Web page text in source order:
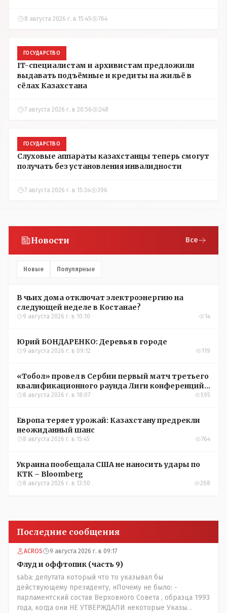
8 августа 2026 г. в 15:45 764
ГОСУДАРСТВО
IT-специалистам и архивистам предложили
выдавать подъёмные и кредиты на жильё в
сёлах Казахстана
7 августа 2026 г. в 20:56 248
ГОСУДАРСТВО
Слуховые аппараты казахстанцы теперь смогут
получать без установления инвалидности
7 августа 2026 г. в 15:34 396
Новости Все
Новые Популярные
В чьих дома отключат электроэнергию на
следующей неделе в Костанае?
9 августа 2026 г. в 10:10 14
Юрий БОНДАРЕНКО: Деревья в городе
9 августа 2026 г. в 09:12 119
«Тобол» провел в Сербии первый матч третьего
квалификационного раунда Лиги конференций
УЕФА
8 августа 2026 г. в 18:07 595
Европа теряет урожай: Казахстану предрекли
неожиданный шанс
8 августа 2026 г. в 15:45 764
Украина пообещала США не наносить удары по
КТК – Bloomberg
8 августа 2026 г. в 13:50 268
Последние сообщения
ACROS 9 августа 2026 г. в 09:17
Флуд и оффтопик (часть 9)
saba: депутата который что то указывал бы
действующему президенту, нПочему не было: -
парламентский состав Верховного Совета , образца 1993
года, когда они НЕ УТВЕРЖДАЛИ некоторые Указы